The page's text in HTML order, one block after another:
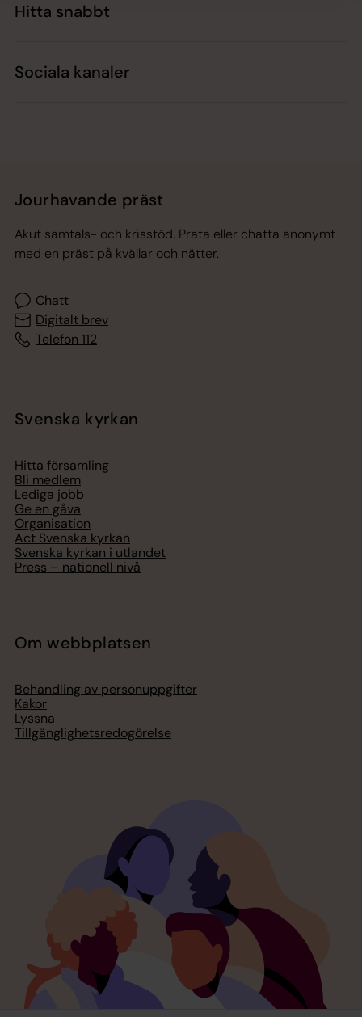
Hitta snabbt
Sociala kanaler
Jourhavande präst
Akut samtals- och krisstöd. Prata eller chatta anonymt
med en präst på kvällar och nätter.
Chatt
Digitalt brev
Telefon 112
Svenska kyrkan
Hitta församling
Bli medlem
Lediga jobb
Ge en gåva
Organisation
Act Svenska kyrkan
Svenska kyrkan i utlandet
Press – nationell nivå
Om webbplatsen
Behandling av personuppgifter
Kakor
Lyssna
Tillgänglighetsredogörelse